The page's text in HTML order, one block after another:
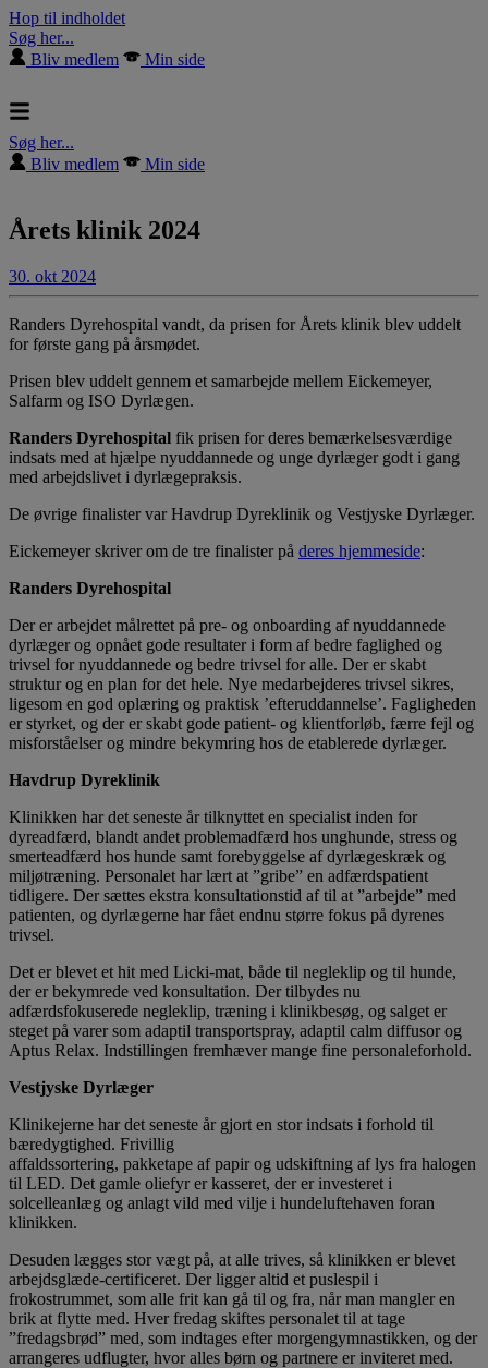
Hop til indholdet
Søg her...
Bliv medlem
Min side
Søg her...
Bliv medlem
Min side
Årets klinik 2024
30. okt 2024
Randers Dyrehospital vandt, da prisen for Årets klinik blev uddelt
for første gang på årsmødet.
Prisen blev uddelt gennem et samarbejde mellem Eickemeyer,
Salfarm og ISO Dyrlægen.
Randers Dyrehospital fik prisen for deres bemærkelsesværdige
indsats med at hjælpe nyuddannede og unge dyrlæger godt i gang
med arbejdslivet i dyrlægepraksis.
De øvrige finalister var Havdrup Dyreklinik og Vestjyske Dyrlæger.
Eickemeyer skriver om de tre finalister på deres hjemmeside:
Randers Dyrehospital
Der er arbejdet målrettet på pre- og onboarding af nyuddannede
dyrlæger og opnået gode resultater i form af bedre faglighed og
trivsel for nyuddannede og bedre trivsel for alle. Der er skabt
struktur og en plan for det hele. Nye medarbejderes trivsel sikres,
ligesom en god oplæring og praktisk ’efteruddannelse’. Fagligheden
er styrket, og der er skabt gode patient- og klientforløb, færre fejl og
misforståelser og mindre bekymring hos de etablerede dyrlæger.
Havdrup Dyreklinik
Klinikken har det seneste år tilknyttet en specialist inden for
dyreadfærd, blandt andet problemadfærd hos unghunde, stress og
smerteadfærd hos hunde samt forebyggelse af dyrlægeskræk og
miljøtræning. Personalet har lært at ”gribe” en adfærdspatient
tidligere. Der sættes ekstra konsultationstid af til at ”arbejde” med
patienten, og dyrlægerne har fået endnu større fokus på dyrenes
trivsel.
Det er blevet et hit med Licki-mat, både til negleklip og til hunde,
der er bekymrede ved konsultation. Der tilbydes nu
adfærdsfokuserede negleklip, træning i klinikbesøg, og salget er
steget på varer som adaptil transportspray, adaptil calm diffusor og
Aptus Relax. Indstillingen fremhæver mange fine personaleforhold.
Vestjyske Dyrlæger
Klinikejerne har det seneste år gjort en stor indsats i forhold til
bæredygtighed. Frivillig
affaldssortering, pakketape af papir og udskiftning af lys fra halogen
til LED. Det gamle oliefyr er kasseret, der er investeret i
solcelleanlæg og anlagt vild med vilje i hundeluftehaven foran
klinikken.
Desuden lægges stor vægt på, at alle trives, så klinikken er blevet
arbejdsglæde-certificeret. Der ligger altid et puslespil i
frokostrummet, som alle frit kan gå til og fra, når man mangler en
brik at flytte med. Hver fredag skiftes personalet til at tage
”fredagsbrød” med, som indtages efter morgengymnastikken, og der
arrangeres udflugter, hvor alles børn og partnere er inviteret med.